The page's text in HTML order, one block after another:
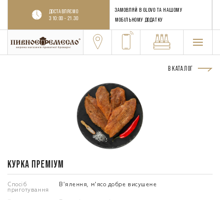
ДОСТАВЛЯЄМО
З 10:00 - 21.30
ЗАМОВЛЯЙ В GLOVO ТА НАШОМУ
МОБІЛЬНОМУ ДОДАТКУ
В КАТАЛОГ
КУРКА ПРЕМІУМ
Спосіб
приготування
В'ялення, м'ясо добре висушене